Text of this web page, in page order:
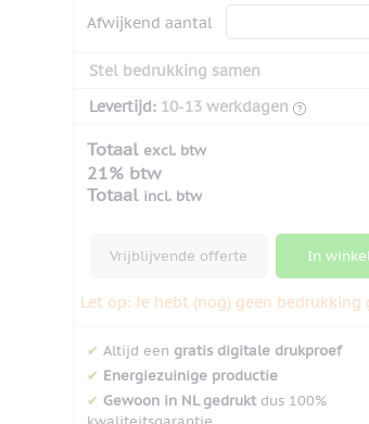
Afwijkend aantal
Stel bedrukking samen
Levertijd: 10-13 werkdagen
Totaal excl. btw
21% btw
Totaal incl. btw
Vrijblijvende offerte In
Let op: Je hebt (nog) geen bedrukking
✔ Altijd een gratis digitale drukproef
✔ Energiezuinige productie
✔ Gewoon in NL gedruktdus 100%